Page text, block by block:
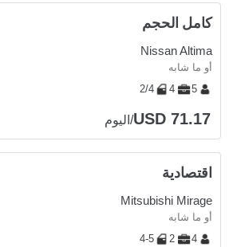
كامل الحجم
Nissan Altima
أو ما شابه
5
4
2/4
USD 71.17/اليوم
اقتصادية
Mitsubishi Mirage
أو ما شابه
4
2
4-5